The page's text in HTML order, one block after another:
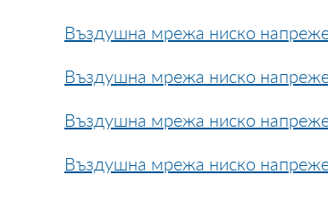
Въздушна мрежа ниско
Въздушна мрежа ниско
Въздушна мрежа ниско
Въздушна мрежа ниско